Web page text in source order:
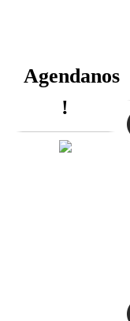
Agendanos
!